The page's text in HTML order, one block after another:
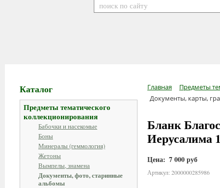
Каталог
Предметы тематического
коллекционирования
Бабочки и насекомые
Боны
Минералы (геммология)
Жетоны
Вымпелы, знамена
Документы, фото, старинные
альбомы
Главная
Предметы
Документы, карты,
Бланк
Иерусалима
Цена: 7 000 руб
Артикул: 2000000285986